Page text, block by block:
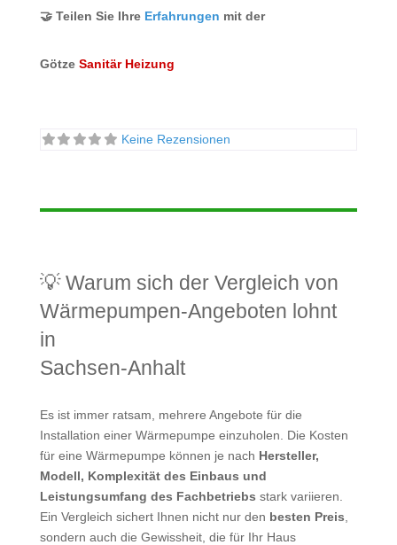
🤝 Teilen Sie Ihre Erfahrungen mit der
Götze Sanitär Heizung
Keine Rezensionen
💡 Warum sich der Vergleich von
Wärmepumpen-Angeboten lohnt
in
Sachsen-Anhalt
Es ist immer ratsam, mehrere Angebote für die
Installation einer Wärmepumpe einzuholen. Die Kosten
für eine Wärmepumpe können je nach Hersteller,
Modell, Komplexität des Einbaus und
Leistungsumfang des Fachbetriebs stark variieren.
Ein Vergleich sichert Ihnen nicht nur den besten Preis
sondern auch die Gewissheit, die für Ihr Haus